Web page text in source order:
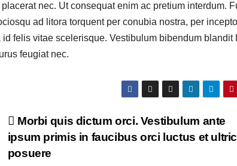
nec. Ut consequat enim ac pretium interdum.
ad litora torquent per conubia nostra, per
felis vitae scelerisque. Vestibulum bibendum blandit
feugiat nec.
Morbi quis dictum orci. Vestibulum ante
ipsum primis in faucibus orci luctus et
posuere